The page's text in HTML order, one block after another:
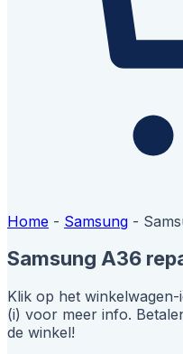
Home - Samsung -
Samsung A36
Klik op het
(i) voor meer info.
de winkel!